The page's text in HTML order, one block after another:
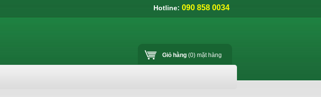
Hotline: 090 858 0034
Giỏ hàng (0) mặt hàng